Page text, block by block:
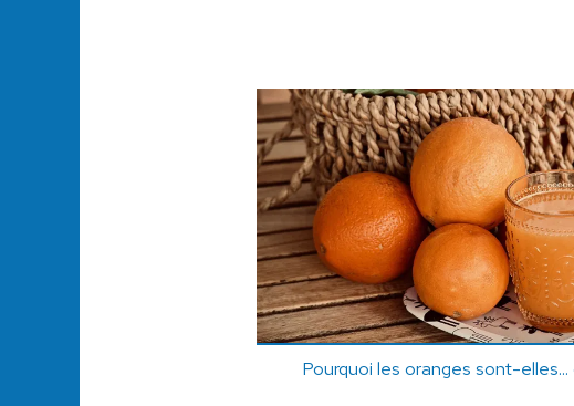
Pourquoi les oranges sont-elles...